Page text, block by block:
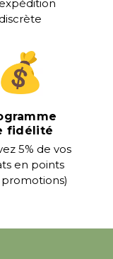
discrète
fidélité
5% de vos
en points
promotions)